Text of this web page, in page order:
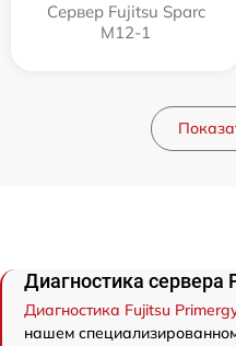
Сервер Fujitsu Sparc
M12-1
Диагностика сервера
Диагностика Fujitsu
нашем